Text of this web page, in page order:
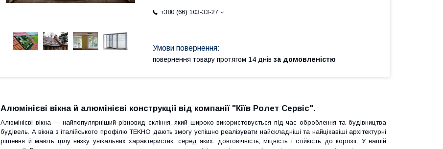
+380 (66) 103-33-27
повернення товару протягом 14 днів за домовленістю
Алюмінієві вікна й алюмінієві конструкції від компанії "Кіїв Ролет Сервіс".
Алюмінієві вікна — найпопулярніший різновид скління, який широко використовується під час оброблення та будівництва
будівель. А вікна з італійського профілю TEKHO дають змогу успішно реалізувати найскладніші та найцікавіші архітектурні
рішення й мають цілу низку унікальних характеристик, серед яких: довговічність, міцність і стійкість до корозії. У нашій